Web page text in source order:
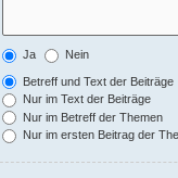
Ja Nein
Betreff und Text der Beiträge
Nur im Text der Beiträge
Nur im Betreff der Themen
Nur im ersten Beitrag der